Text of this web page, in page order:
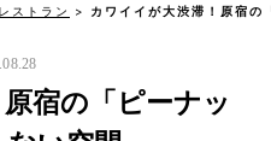
レストラン カワイイが大渋滞！原宿の
宿の「ピーナッ